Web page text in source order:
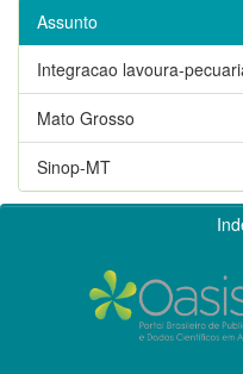
Assunto
Integracao lavoura-
Mato Grosso
Sinop-MT